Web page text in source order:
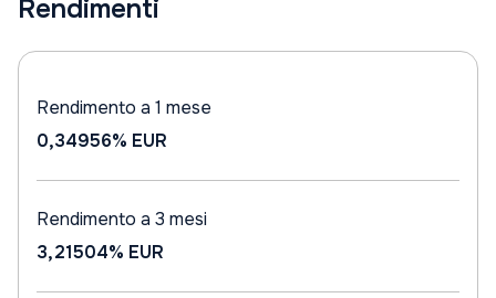
Rendimenti
Rendimento a 1 mese
0,34956% EUR
Rendimento a 3 mesi
3,21504% EUR